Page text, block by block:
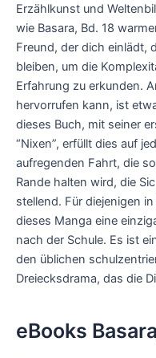
Erzählkunst und
wie Basara, Bd. 18
Freund, der dich einlädt,
bleiben, um die
Erfahrung zu erkunden.
hervorrufen kann, ist
dieses Buch, mit seiner
“Nixen”, erfüllt dies auf
aufregenden Fahrt, die
Rande halten wird, die
stellend. Für diejenigen
dieses Manga eine
nach der Schule. Es ist
den üblichen
Dreiecksdrama, das die
eBooks